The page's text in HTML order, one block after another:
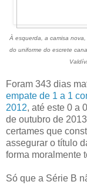
À esquerda, a camisa
do uniforme do escrete
Foram 343 dias
empate de 1 a 1
2012, até este 0 a
de outubro de
certames que
assegurar o título
forma moralmente
Só que a Série B